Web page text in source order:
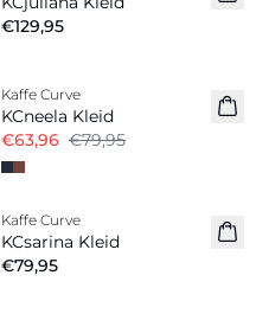
€129,95
Kaffe Curve
KCneela Kleid
€63,96 €79,95
Neuheiten
Kaffe Curve
KCsarina Kleid
€79,95